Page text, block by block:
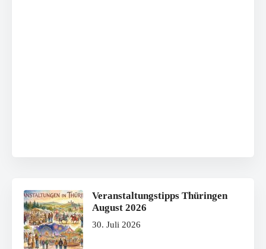
Veranstaltungstipps Thüringen
August 2026
30. Juli 2026